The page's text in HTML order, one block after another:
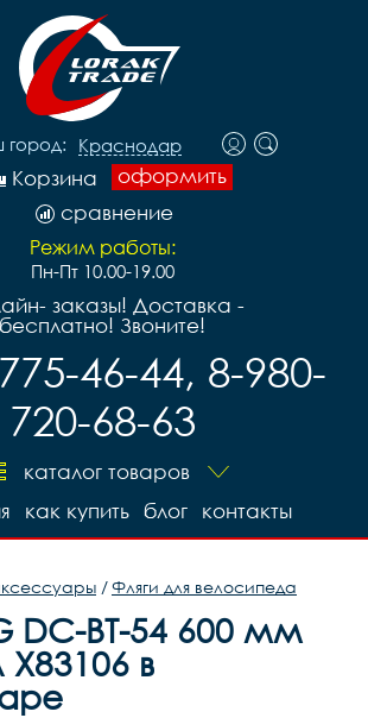
город: Краснодар
оформить
Корзина
сравнение
Режим работы:
Пн-Пт 10.00-19.00
заказы! Доставка -
бесплатно! Звоните!
46-44, 8-980-
720-68-63
каталог товаров
контакты
блог
как купить
/Фляги для велосипеда
DC-BT-54 600 мм
в